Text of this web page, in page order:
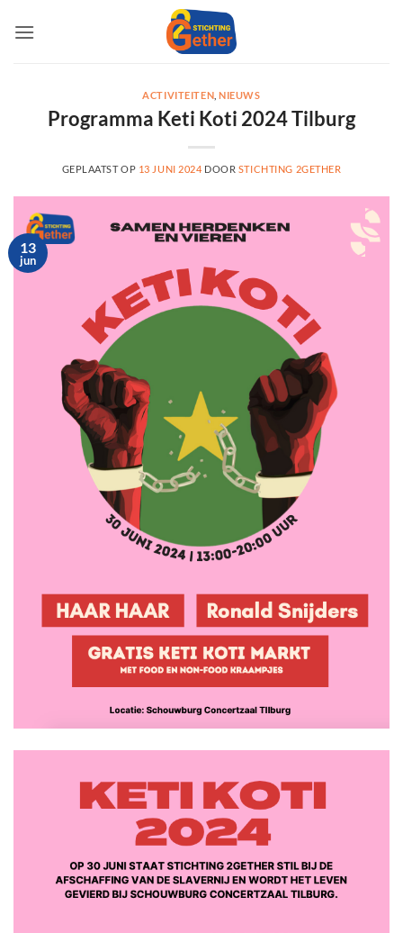
naar
ACTIVITEITEN ,NIEUWS
Programma Keti Koti 2024 Tilburg
GEPLAATST OP 13 JUNI 2024 DOOR STICHTING 2GETHER
13
jun